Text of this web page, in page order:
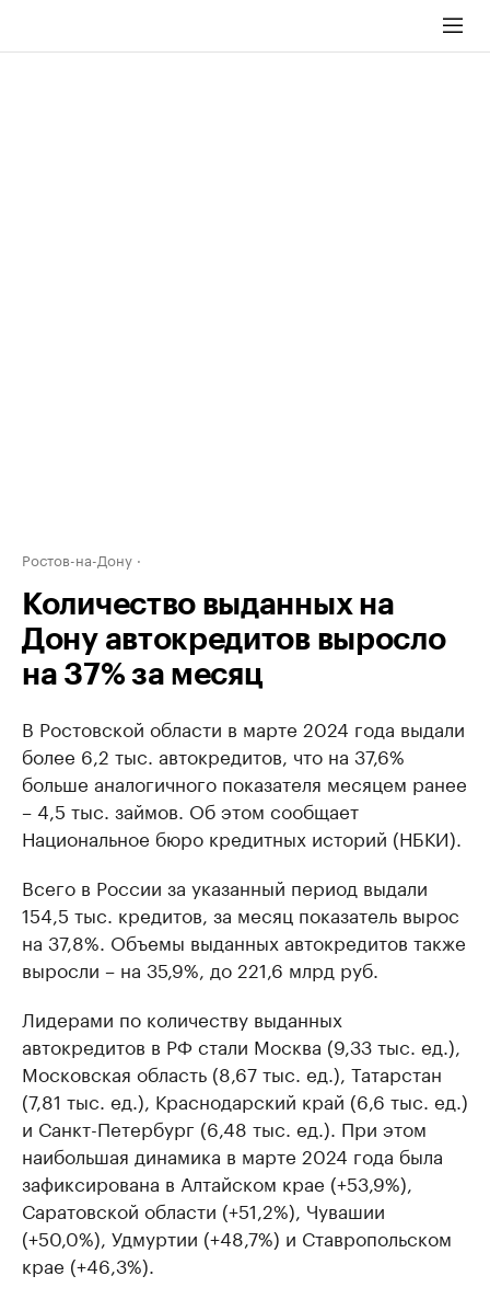
Ростов-на-Дону
Количество выданных на
Дону автокредитов выросло
на 37% за месяц
В Ростовской области в марте 2024 года выдали
более 6,2 тыс. автокредитов, что на 37,6%
больше аналогичного показателя месяцем ранее
– 4,5 тыс. займов. Об этом сообщает
Национальное бюро кредитных историй (НБКИ).
Всего в России за указанный период выдали
154,5 тыс. кредитов, за месяц показатель вырос
на 37,8%. Объемы выданных автокредитов также
выросли – на 35,9%, до 221,6 млрд руб.
Лидерами по количеству выданных
автокредитов в РФ стали Москва (9,33 тыс. ед.),
Московская область (8,67 тыс. ед.), Татарстан
(7,81 тыс. ед.), Краснодарский край (6,6 тыс. ед.)
и Санкт-Петербург (6,48 тыс. ед.). При этом
наибольшая динамика в марте 2024 года была
зафиксирована в Алтайском крае (+53,9%),
Саратовской области (+51,2%), Чувашии
(+50,0%), Удмуртии (+48,7%) и Ставропольском
крае (+46,3%).